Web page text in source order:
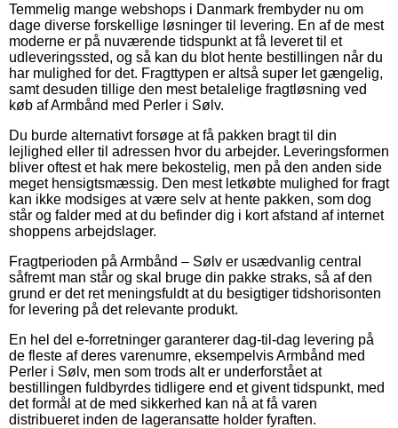
Temmelig mange webshops i Danmark frembyder nu om
dage diverse forskellige løsninger til levering. En af de mest
moderne er på nuværende tidspunkt at få leveret til et
udleveringssted, og så kan du blot hente bestillingen når du
har mulighed for det. Fragttypen er altså super let gængelig,
samt desuden tillige den mest betalelige fragtløsning ved
køb af Armbånd med Perler i Sølv.
Du burde alternativt forsøge at få pakken bragt til din
lejlighed eller til adressen hvor du arbejder. Leveringsformen
bliver oftest et hak mere bekostelig, men på den anden side
meget hensigtsmæssig. Den mest letkøbte mulighed for fragt
kan ikke modsiges at være selv at hente pakken, som dog
står og falder med at du befinder dig i kort afstand af internet
shoppens arbejdslager.
Fragtperioden på Armbånd – Sølv er usædvanlig central
såfremt man står og skal bruge din pakke straks, så af den
grund er det ret meningsfuldt at du besigtiger tidshorisonten
for levering på det relevante produkt.
En hel del e-forretninger garanterer dag-til-dag levering på
de fleste af deres varenumre, eksempelvis Armbånd med
Perler i Sølv, men som trods alt er underforstået at
bestillingen fuldbyrdes tidligere end et givent tidspunkt, med
det formål at de med sikkerhed kan nå at få varen
distribueret inden de lageransatte holder fyraften.